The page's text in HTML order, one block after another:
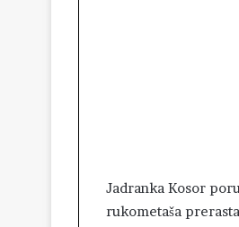
Jadranka Kosor
rukometaša